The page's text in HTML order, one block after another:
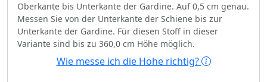
Oberkante bis Unterkante der Gardine. Auf 0,5 cm genau.
Messen Sie von der Unterkante der Schiene bis zur
Unterkante der Gardine. Für diesen Stoff in dieser
Variante sind bis zu 360,0 cm Höhe möglich.
Wie messe ich die Höhe richtig?